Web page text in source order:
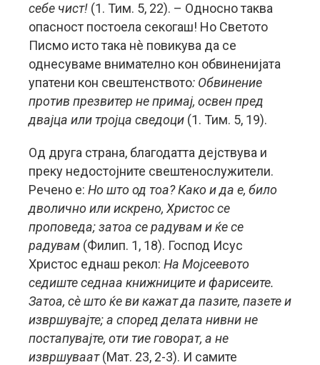
себе чист! (1. Тим. 5, 22). – Односно таква
опасност постоела секогаш! Но Светото
Писмо исто така нè повикува да се
однесуваме внимателно кон обвиненијата
упатени кон свештенството: Обвинение
против презвитер не примај, освен пред
двајца или тројца сведоци (1. Тим. 5, 19).
Од друга страна, благодатта дејствува и
преку недостојните свештенослужители.
Речено е: Но што од тоа? Како и да е, било
дволично или искрено, Христос се
проповеда; затоа се радувам и ќе се
радувам (Филип. 1, 18). Господ Исус
Христос еднаш рекол: На Мојсеевото
седиште седнаа книжниците и фарисеите.
Затоа, сè што ќе ви кажат да пазите, пазете и
извршувајте; а според делата нивни не
постапувајте, оти тие говорат, а не
извршуваат(Мат. 23, 2-3). И самите